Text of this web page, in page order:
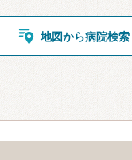
地図から病院検索